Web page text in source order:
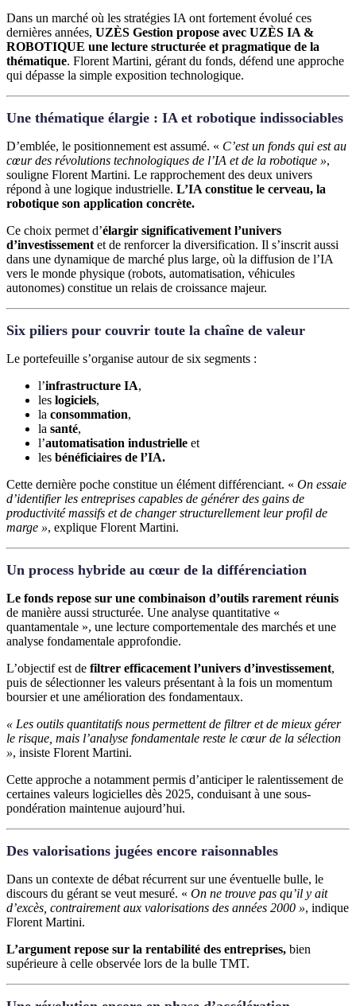
Dans un marché où les stratégies IA ont fortement évolué ces
dernières années, UZÈS Gestion propose avec UZÈS IA &
ROBOTIQUE une lecture structurée et pragmatique de la
thématique. Florent Martini, gérant du fonds, défend une approche
qui dépasse la simple exposition technologique.
Une thématique élargie : IA et robotique indissociables
D’emblée, le positionnement est assumé. « C’est un fonds qui est au
cœur des révolutions technologiques de l’IA et de la robotique »,
souligne Florent Martini. Le rapprochement des deux univers
répond à une logique industrielle. L’IA constitue le cerveau, la
robotique son application concrète.
Ce choix permet d’élargir significativement l’univers
d’investissement et de renforcer la diversification. Il s’inscrit aussi
dans une dynamique de marché plus large, où la diffusion de l’IA
vers le monde physique (robots, automatisation, véhicules
autonomes) constitue un relais de croissance majeur.
Six piliers pour couvrir toute la chaîne de valeur
Le portefeuille s’organise autour de six segments :
l’infrastructure IA,
les logiciels,
la consommation,
la santé,
l’automatisation industrielle et
les bénéficiaires de l’IA.
Cette dernière poche constitue un élément différenciant. « On essaie
d’identifier les entreprises capables de générer des gains de
productivité massifs et de changer structurellement leur profil de
marge », explique Florent Martini.
Un process hybride au cœur de la différenciation
Le fonds repose sur une combinaison d’outils rarement réunis
de manière aussi structurée. Une analyse quantitative «
quantamentale », une lecture comportementale des marchés et une
analyse fondamentale approfondie.
L’objectif est de filtrer efficacement l’univers d’investissement,
puis de sélectionner les valeurs présentant à la fois un momentum
boursier et une amélioration des fondamentaux.
« Les outils quantitatifs nous permettent de filtrer et de mieux gérer
le risque, mais l’analyse fondamentale reste le cœur de la sélection
», insiste Florent Martini.
Cette approche a notamment permis d’anticiper le ralentissement de
certaines valeurs logicielles dès 2025, conduisant à une sous-
pondération maintenue aujourd’hui.
Des valorisations jugées encore raisonnables
Dans un contexte de débat récurrent sur une éventuelle bulle, le
discours du gérant se veut mesuré. « On ne trouve pas qu’il y ait
d’excès, contrairement aux valorisations des années 2000 », indique
Florent Martini.
L’argument repose sur la rentabilité des entreprises, bien
supérieure à celle observée lors de la bulle TMT.